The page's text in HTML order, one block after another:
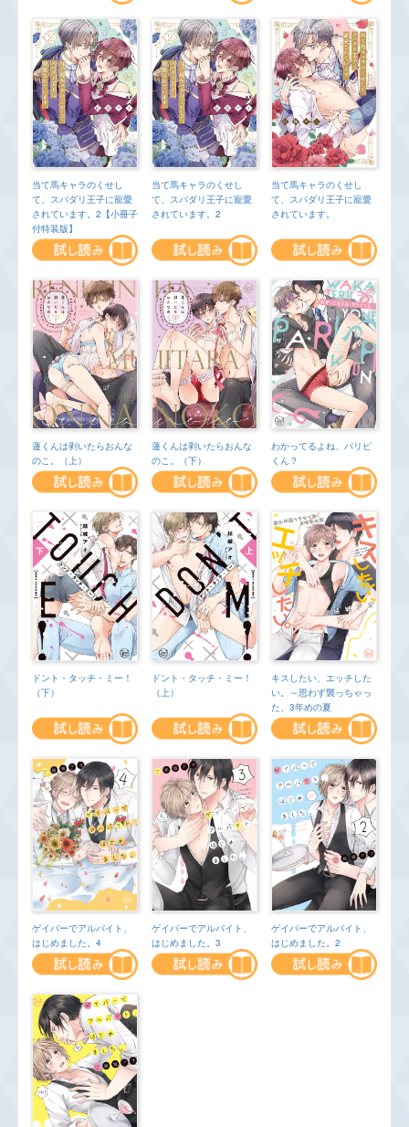
当て馬キャラのくせし
て、スパダリ王子に寵愛
されています。2【小冊子
付特装版】
当て馬キャラのくせし
て、スパダリ王子に寵愛
されています。2
当て馬キャラのくせし
て、スパダリ王子に寵愛
されています。
蓮くんは剥いたらおんな
のこ。（上）
蓮くんは剥いたらおんな
のこ。（下）
わかってるよね、パリピ
くん？
ドント・タッチ・ミー！
（下）
ドント・タッチ・ミー！
（上）
キスしたい、エッチした
い。～思わず襲っちゃっ
た、3年めの夏
ゲイバーでアルバイト、
はじめました。4
ゲイバーでアルバイト、
はじめました。3
ゲイバーでアルバイト、
はじめました。2